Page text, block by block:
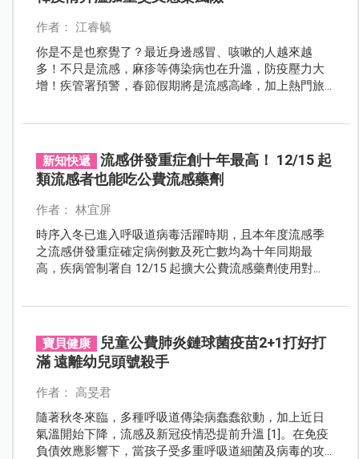
作者： 江睿毓
你是不是也察覺了？最近身邊感冒、咳嗽的人越來越
多！不只是流感，麻疹等傳染病也在升溫，防疫壓力大
增！疾管署預警，春節假期將是流感高峰，加上熱門旅
新知快遞
流感併發重症創十年最高！ 12/15 起
類流感者也能吃公費流感藥劑
作者： 林宜屏
時序入冬已進入呼吸道病毒活躍時期，且本年度流感季
之流感併發重症確定病例數及死亡數均為十年同期最
高，疾病管制署自 12/15 起擴大公費流感藥劑使用對
寶貝健康
兒童公費肺炎鏈球菌疫苗2+1打好打
滿 遠離幼兒頭號殺手
作者： 高旻君
隨著秋冬來臨，多種呼吸道傳染病蠢蠢欲動，加上近日
氣溫開始下降，流感及新冠疫情恐提前升溫 [1]。在免疫
負債效應影響下，當孩子受多重呼吸道細菌及病毒的攻